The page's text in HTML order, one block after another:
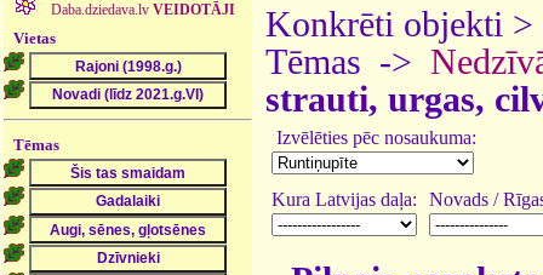
Daba.dziedava.lv VEIDOTĀJI
Vietas
Tēmas
Konkrēti objekti >
Tēmas ->
strauti, urgas,
Izvēlēties pēc nosaukuma:
Kura Latvijas daļa: Novads /